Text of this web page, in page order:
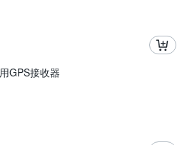
GPS接收器